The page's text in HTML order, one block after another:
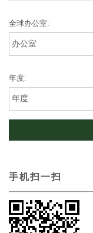
全球办公室:
年度:
手机扫一扫